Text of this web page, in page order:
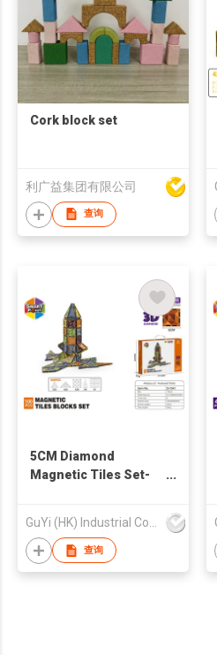
Cork block set
利广益集团有限公司
查询
5CM Diamond
Magnetic Tiles Set-
查询